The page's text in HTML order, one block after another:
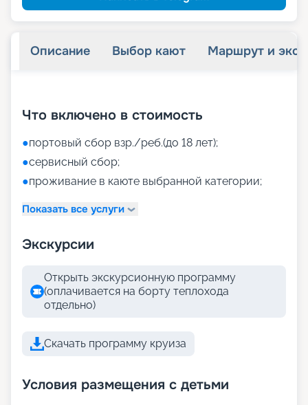
Описание Выбор кают Маршрут и
Что включено в стоимость
●портовый сбор взр./реб.(до 18 лет);
●сервисный сбор;
●проживание в каюте выбранной категории;
Показать все услуги
Экскурсии
Открыть экскурсионную программу
(оплачивается на борту теплохода
отдельно)
Скачать программу круиза
Условия размещения с детьми